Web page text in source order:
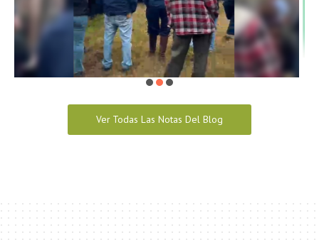
Ver Todas Las Notas Del Blog